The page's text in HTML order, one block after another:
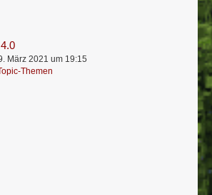
März 2021 um 19:15
Themen